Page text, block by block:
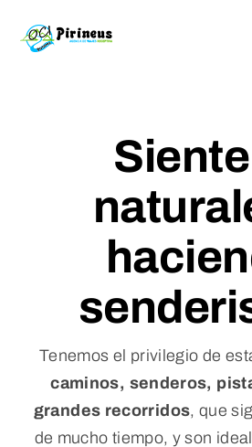
Nuestros alojamientos
¿Quienes somos?
Contacto
Tenemos el privilegio de
caminos, senderos,
grandes recorridos, que
de mucho tiempo, y son